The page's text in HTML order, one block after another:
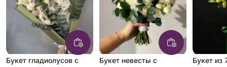
Букет гладиолусов с
Букет невесты с
Букет из